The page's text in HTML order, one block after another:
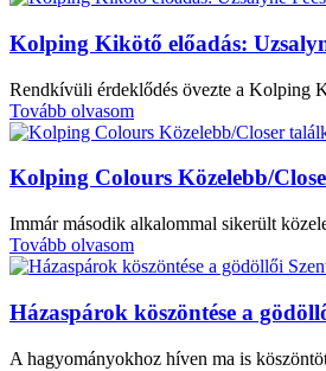
Kolping Kikötő előadás:
Rendkívüli érdeklődés övezte a Kolping
Tovább olvasom
Kolping Colours Közelebb/
Immár második alkalommal sikerült
Tovább olvasom
Házaspárok köszöntése a
A hagyományokhoz híven ma is